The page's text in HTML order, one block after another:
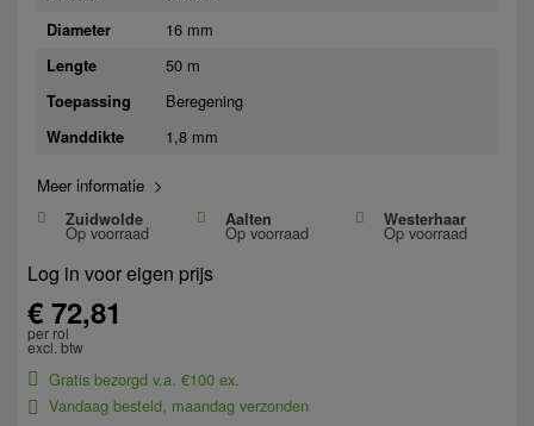
Diameter 16 mm
Lengte 50 m
Toepassing Beregening
Wanddikte 1,8 mm
Meer informatie >
Zuidwolde
Op voorraad
Aalten
Op voorraad
Westerhaar
Op voorraad
Log in voor eigen prijs
€ 72,81
per rol
excl. btw
Gratis bezorgd v.a. €100 ex.
Vandaag besteld, maandag verzonden